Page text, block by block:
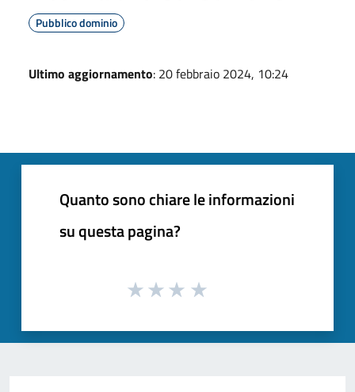
Pubblico dominio
Ultimo aggiornamento: 20 febbraio 2024, 10:24
Quanto sono chiare le informazioni
su questa pagina?